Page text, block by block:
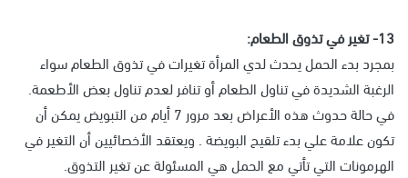
13- تغير في تذوق الطعام:
بمجرد بدء الحمل يحدث لدي المرأة تغيرات في تذوق الطعام سواء
الرغبة الشديدة في تناول الطعام أو تنافر لعدم تناول بعض الأطعمة.
في حالة حدوث هذه الأعراض بعد مرور 7 أيام من التبويض يمكن أن
تكون علامة علي بدء تلقيح البويضة . ويعتقد الأخصائيين أن التغير في
الهرمونات التي تأتي مع الحمل هي المسئولة عن تغير التذوق.